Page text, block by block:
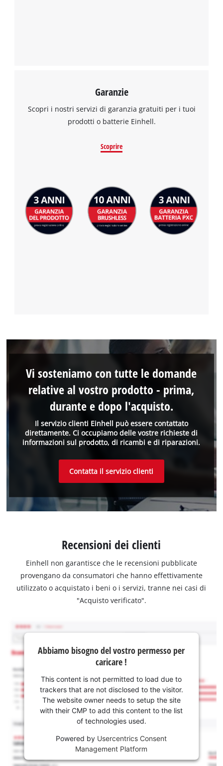
Powered by
Usercentrics Consent
Management Platform
Garanzie
Scopri i nostri servizi di garanzia gratuiti per i tuoi
prodotti o batterie Einhell.
Scoprire
Il servizio clienti Einhell può essere contattato
direttamente. Ci occupiamo delle vostre richieste di
informazioni sul prodotto, di ricambi e di riparazioni.
Vi sosteniamo con tutte le domande
relative al vostro prodotto - prima,
durante e dopo l'acquisto.
Contatta il servizio clienti
Recensioni dei clienti
Einhell non garantisce che le recensioni pubblicate
provengano da consumatori che hanno effettivamente
utilizzato o acquistato i beni o i servizi, tranne nei casi di
"Acquisto verificato".
Abbiamo bisogno del vostro permesso per
caricare !
This content is not permitted to load due to
trackers that are not disclosed to the visitor.
The website owner needs to setup the site
with their CMP to add this content to the list
of technologies used.
Powered by Usercentrics Consent
Management Platform